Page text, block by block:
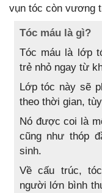
vụn tóc còn vương
Tóc máu là gì?
Tóc máu là lớp
trẻ nhỏ ngay từ
Lớp tóc này sẽ
theo thời gian,
Nó được coi là
cũng như thóp
sinh.
Về cấu trúc,
người lớn bình